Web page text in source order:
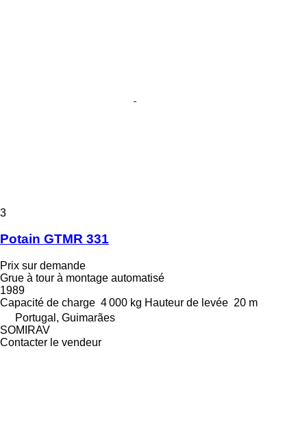
3
Potain GTMR 331
Prix sur demande
Grue à tour à montage automatisé
1989
Capacité de charge 4 000 kg Hauteur de levée 20 m
Portugal, Guimarães
SOMIRAV
Contacter le vendeur